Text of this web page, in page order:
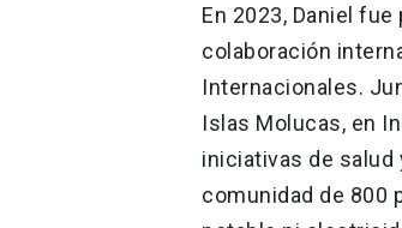
En 2023, Daniel
colaboración
Internacionales.
Islas Molucas, en
iniciativas de salud
comunidad de 800